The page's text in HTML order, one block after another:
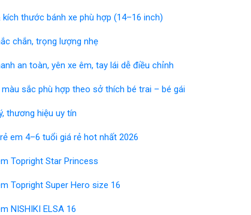
kích thước bánh xe phù hợp (14–16 inch)
chắn, trọng lượng nhẹ
an toàn, yên xe êm, tay lái dễ điều chỉnh
màu sắc phù hợp theo sở thích bé trai – bé gái
thương hiệu uy tín
em 4–6 tuổi giá rẻ hot nhất 2026
Topright Star Princess
Topright Super Hero size 16
NISHIKI ELSA 16